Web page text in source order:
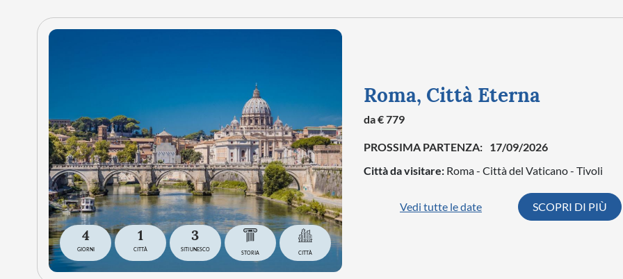
4
GIORNI
1
CITTÀ
3
SITI UNESCO
STORIA CITTÀ
Roma, Città Eterna
da € 779
PROSSIMA PARTENZA: 17/09/2026
Città da visitare: Roma - Città del Vaticano - Tivoli
Vedi tutte le date SCOPRI DI PIÙ